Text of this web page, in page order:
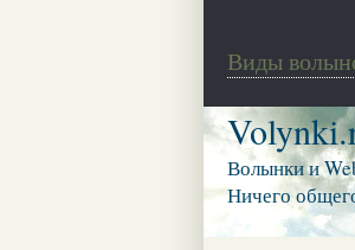
Виды
Волынки и
Ничего